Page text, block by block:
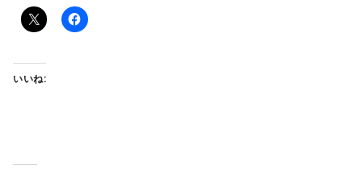
いいね: